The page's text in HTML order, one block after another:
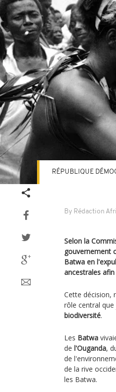
By Rédaction
RÉPUBLIQUE
Selon la
gouvernement
Batwa en
ancestrales
Cette décision,
rôle central
biodiversité.
Les Batwa
de l'Ouganda,
de
de la rive
les Batwa.